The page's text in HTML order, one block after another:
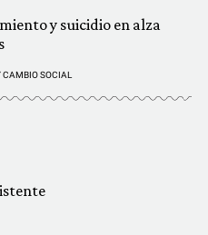
y suicidio en alza
SOCIAL